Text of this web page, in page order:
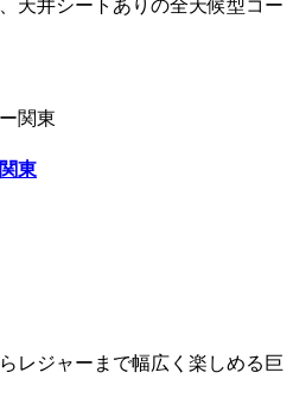
天井シートありの全天候型コー
東
レジャーまで幅広く楽しめる巨